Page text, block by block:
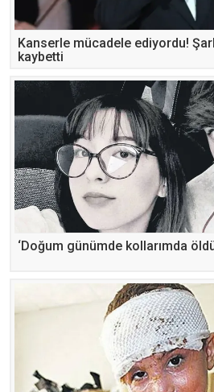
Kanserle mücadele ediyordu!
kaybetti
‘Doğum günümde kollarımda